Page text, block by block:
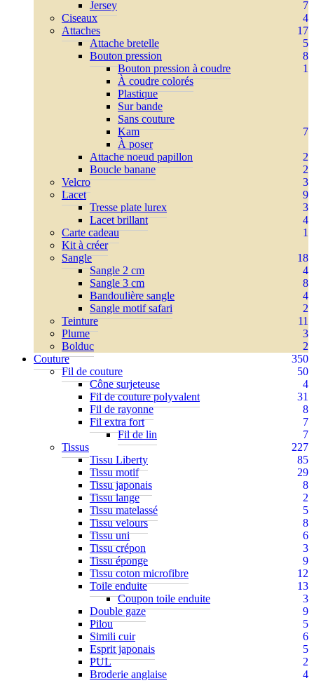
Jersey
7
Ciseaux
4
Attaches
17
Attache bretelle
5
Bouton pression
8
Bouton pression à coudre
1
À coudre colorés
Plastique
Sur bande
Sans couture
Kam
7
À poser
Attache noeud papillon
2
Boucle banane
2
Velcro
3
Lacet
9
Tresse plate lurex
3
Lacet brillant
4
Carte cadeau
1
Kit à créer
Sangle
18
Sangle 2 cm
4
Sangle 3 cm
8
Bandoulière sangle
4
Sangle motif safari
2
Teinture
11
Plume
3
Bolduc
2
Couture
350
Fil de couture
50
Cône surjeteuse
4
Fil de couture polyvalent
31
Fil de rayonne
8
Fil extra fort
7
Fil de lin
7
Tissus
227
Tissu Liberty
85
Tissu motif
29
Tissu japonais
8
Tissu lange
2
Tissu matelassé
5
Tissu velours
8
Tissu uni
6
Tissu crépon
3
Tissu éponge
9
Tissu coton microfibre
12
Toile enduite
13
Coupon toile enduite
3
Double gaze
9
Pilou
5
Simili cuir
6
Esprit japonais
5
PUL
2
Broderie anglaise
4